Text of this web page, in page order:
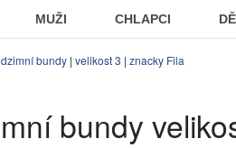
MUŽI CHLAPCI
bundy | velikost 3 | znacky Fila
bundy